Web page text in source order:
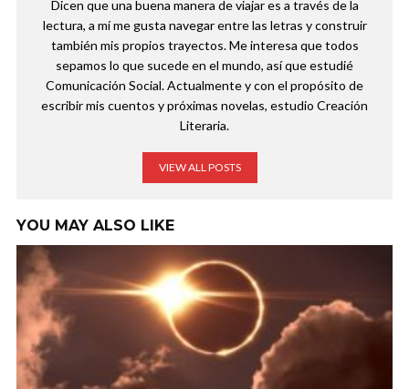
Dicen que una buena manera de viajar es a través de la
lectura, a mí me gusta navegar entre las letras y construir
también mis propios trayectos. Me interesa que todos
sepamos lo que sucede en el mundo, así que estudié
Comunicación Social. Actualmente y con el propósito de
escribir mis cuentos y próximas novelas, estudio Creación
Literaria.
VIEW ALL POSTS
YOU MAY ALSO LIKE